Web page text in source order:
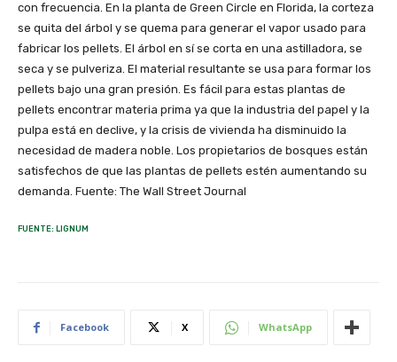
con frecuencia. En la planta de Green Circle en Florida, la corteza
se quita del árbol y se quema para generar el vapor usado para
fabricar los pellets. El árbol en sí se corta en una astilladora, se
seca y se pulveriza. El material resultante se usa para formar los
pellets bajo una gran presión. Es fácil para estas plantas de
pellets encontrar materia prima ya que la industria del papel y la
pulpa está en declive, y la crisis de vivienda ha disminuido la
necesidad de madera noble. Los propietarios de bosques están
satisfechos de que las plantas de pellets estén aumentando su
demanda. Fuente: The Wall Street Journal
FUENTE: LIGNUM
Facebook X WhatsApp